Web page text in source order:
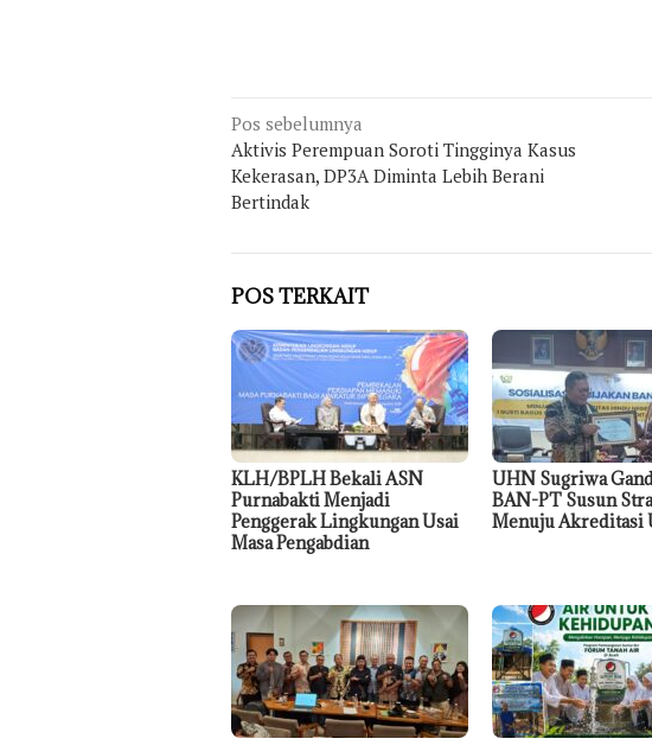
Navigasi
pos
Pos sebelumnya
Aktivis Perempuan Soroti Tingginya Kasus
Kekerasan, DP3A Diminta Lebih Berani
Bertindak
POS TERKAIT
KLH/BPLH Bekali ASN
Purnabakti Menjadi
Penggerak Lingkungan Usai
Masa Pengabdian
UHN Sugriwa
BAN-PT Susun
Menuju Akreditasi